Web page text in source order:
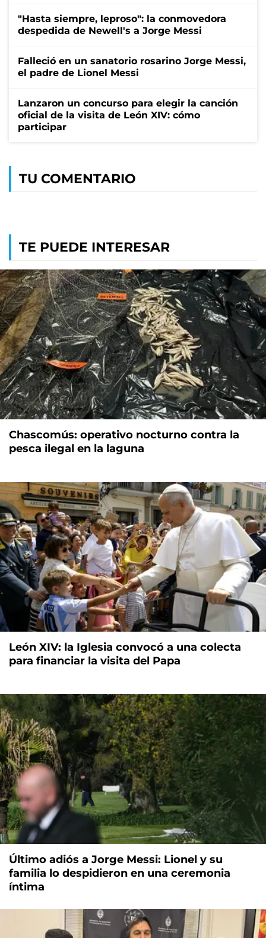
"Hasta siempre, leproso": la conmovedora
despedida de Newell's a Jorge Messi
Falleció en un sanatorio rosarino Jorge Messi,
el padre de Lionel Messi
Lanzaron un concurso para elegir la canción
oficial de la visita de León XIV: cómo
participar
TU COMENTARIO
TE PUEDE INTERESAR
Chascomús: operativo nocturno contra la
pesca ilegal en la laguna
León XIV: la Iglesia convocó a una colecta
para financiar la visita del Papa
Último adiós a Jorge Messi: Lionel y su
familia lo despidieron en una ceremonia
íntima